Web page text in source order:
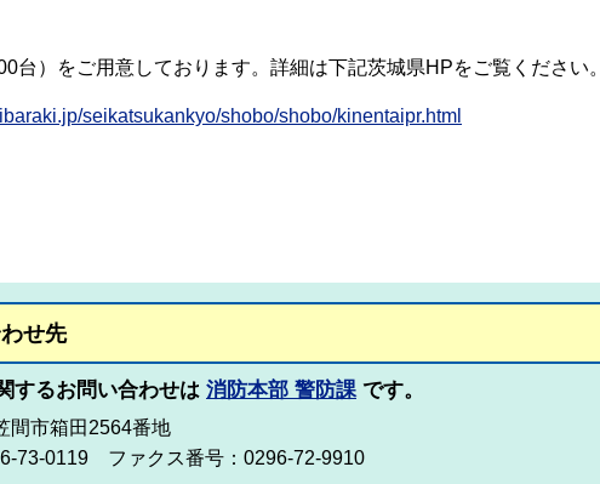
台）をご用意しております。詳細は下記茨城県HPをご覧ください。
seikatsukankyo/shobo/shobo/kinentaipr.html
せ先
するお問い合わせは 消防本部 警防課 です。
市箱田2564番地
73-0119 ファクス番号：0296-72-9910